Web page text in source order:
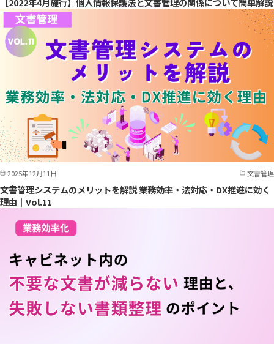
2025年12月11日 文書管理
文書管理システムのメリットを解説 業務効率・法対応・DX推進に効く
理由｜Vol.11